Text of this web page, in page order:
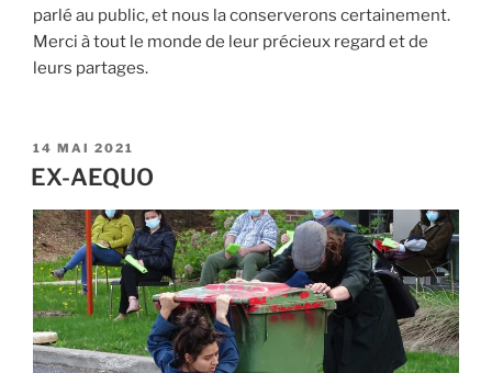
parlé au public, et nous la conserverons certainement.
Merci à tout le monde de leur précieux regard et de
leurs partages.
PUBLIÉ
LE
14 MAI 2021
EX-AEQUO